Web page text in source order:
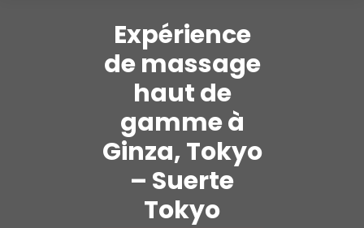
Expérience
de massage
haut de
gamme à
Ginza, Tokyo
– Suerte
Tokyo